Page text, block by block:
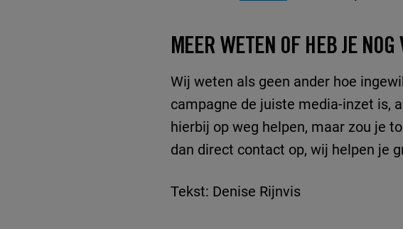
MEER WETEN OF HEB JE
Wij weten als geen ander hoe
campagne de juiste media-inzet is,
hierbij op weg helpen, maar zou je
dan direct contact op, wij helpen je
Tekst: Denise Rijnvis